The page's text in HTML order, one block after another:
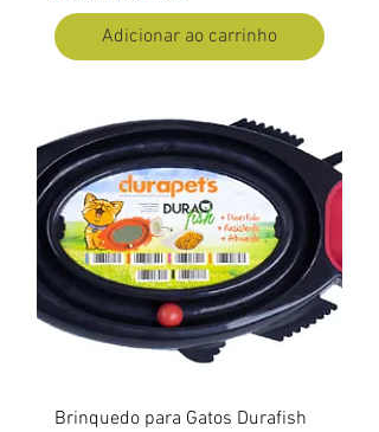
Adicionar ao carrinho
Brinquedo para Gatos Durafish